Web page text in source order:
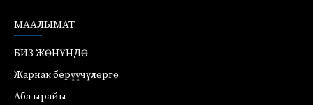
МААЛЫМАТ
БИЗ ЖӨНҮНДӨ
Жарнак берүүчүлөргө
Аба ырайы